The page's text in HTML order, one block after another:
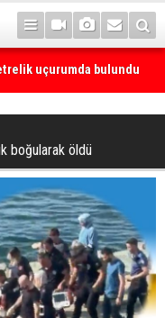
uçurumda bulundu
boğularak öldü